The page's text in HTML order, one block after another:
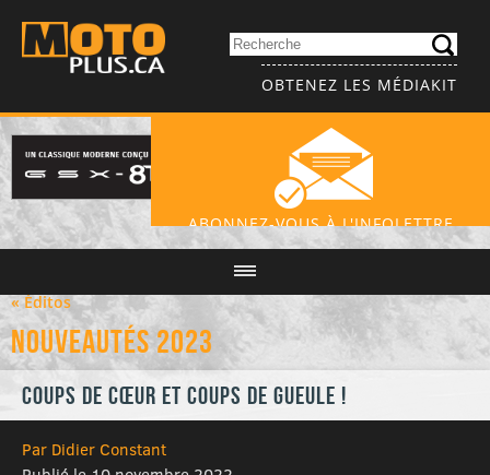
OBTENEZ LES MÉDIAKIT
ABONNEZ-VOUS À L'INFOLETTRE
« Éditos
Nouveautés 2023
Coups de cœur et coups de gueule !
Par Didier Constant